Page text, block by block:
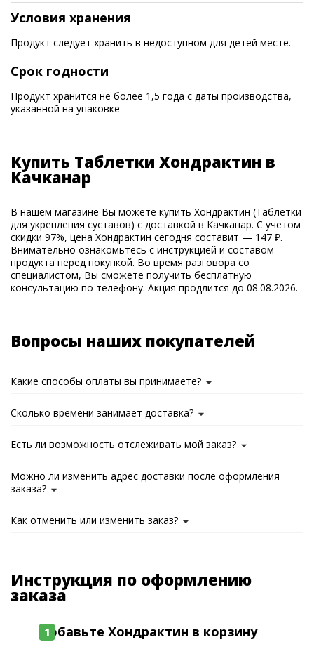
Условия хранения
Продукт следует хранить в недоступном для детей месте.
Срок годности
Продукт хранится не более 1,5 года с даты производства,
указанной на упаковке
Купить Таблетки Хондрактин в
Качканар
В нашем магазине Вы можете купить Хондрактин (Таблетки
для укрепления суставов) с доставкой в Качканар. С учетом
скидки 97%, цена Хондрактин сегодня составит — 147 ₽.
Внимательно ознакомьтесь с инструкцией и составом
продукта перед покупкой. Во время разговора со
специалистом, Вы сможете получить бесплатную
консультацию по телефону. Акция продлится до 08.08.2026.
Вопросы наших покупателей
Какие способы оплаты вы принимаете?
Сколько времени занимает доставка?
Есть ли возможность отслеживать мой заказ?
Можно ли изменить адрес доставки после оформления
заказа?
Как отменить или изменить заказ?
Инструкция по оформлению
заказа
Добавьте Хондрактин в корзину